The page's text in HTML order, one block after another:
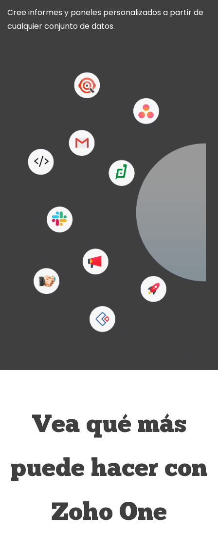
Cree informes y paneles personalizados a partir de
cualquier conjunto de datos.
Vea qué más
puede hacer con
Zoho One